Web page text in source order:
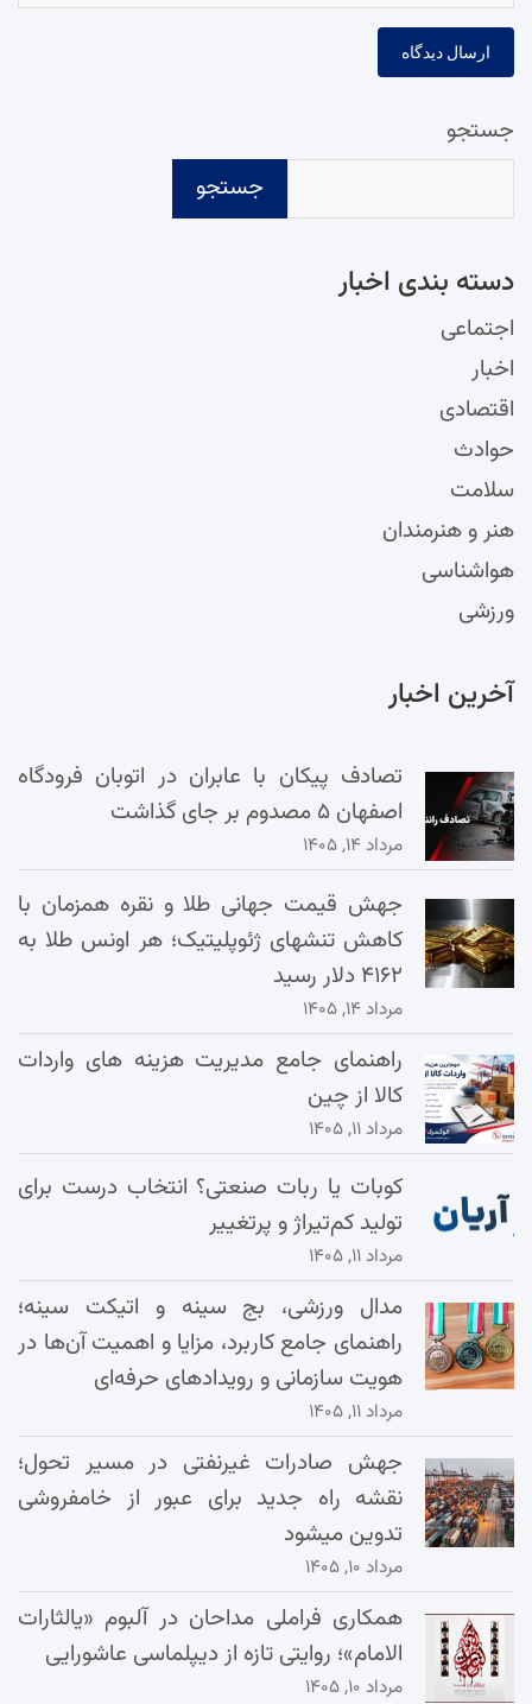
جستجو
جستجو
دسته‌ بندی اخبار
اجتماعی
اخبار
اقتصادی
حوادث
سلامت
هنر و هنرمندان
هواشناسی
ورزشی
آخرین اخبار
تصادف پیکان با عابران در اتوبان فرودگاه
اصفهان ۵ مصدوم بر جای گذاشت
مرداد ۱۴, ۱۴۰۵
جهش قیمت جهانی طلا و نقره همزمان با
کاهش تنشهای ژئوپلیتیک؛ هر اونس طلا به
۴۱۶۲ دلار رسید
مرداد ۱۴, ۱۴۰۵
راهنمای جامع مدیریت هزینه‌ های واردات
کالا از چین
مرداد ۱۱, ۱۴۰۵
کوبات یا ربات صنعتی؟ انتخاب درست برای
تولید کم‌تیراژ و پرتغییر
مرداد ۱۱, ۱۴۰۵
مدال ورزشی، بج سینه و اتیکت سینه؛
راهنمای جامع کاربرد، مزایا و اهمیت آن‌ها در
هویت سازمانی و رویدادهای حرفه‌ای
مرداد ۱۱, ۱۴۰۵
جهش صادرات غیرنفتی در مسیر تحول؛
نقشه راه جدید برای عبور از خامفروشی
تدوین میشود
مرداد ۱۰, ۱۴۰۵
همکاری فراملی مداحان در آلبوم «یالثارات
الامام»؛ روایتی تازه از دیپلماسی عاشورایی
مرداد ۱۰, ۱۴۰۵